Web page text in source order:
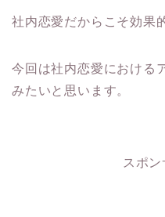
社内恋愛だからこそ効果
今回は社内恋愛における
みたいと思います。
スポン